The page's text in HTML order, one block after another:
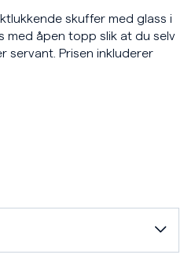
skuffer med glass i
med åpen topp slik at du selv
servant. Prisen inkluderer